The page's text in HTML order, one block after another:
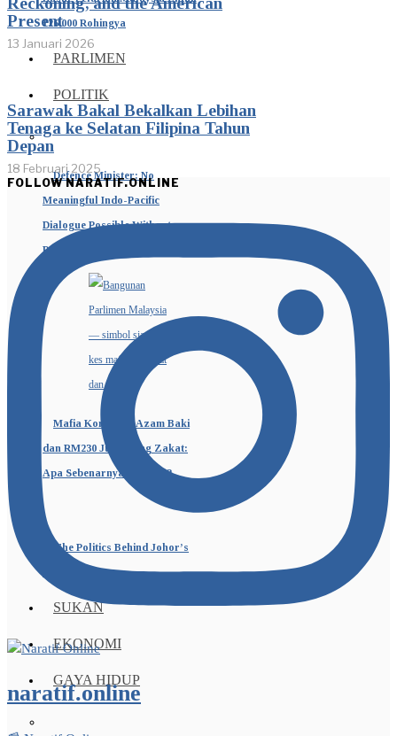
126,000 Rohingya
PARLIMEN
POLITIK
Defence Minister: No
Meaningful Indo-Pacific
Dialogue Possible Without
Peaceful, United ASEAN
Mafia Korporat, Azam Baki
dan RM230 Juta Wang Zakat:
Apa Sebenarnya Berlaku?
The Politics Behind Johor’s
Blue Bastion
SUKAN
EKONOMI
GAYA HIDUP
Present
13 Januari 2026
Sarawak Bakal Bekalkan Lebihan
Tenaga ke Selatan Filipina Tahun
Depan
18 Februari 2025
FOLLOW NARATIF.ONLINE
naratif.online